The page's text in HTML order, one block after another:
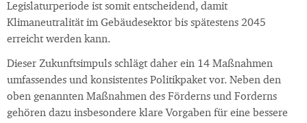
Legislaturperiode ist somit entscheidend, damit
Klimaneutralität im Gebäudesektor bis spätestens 2045
erreicht werden kann.
Dieser Zukunftsimpuls schlägt daher ein 14 Maßnahmen
umfassendes und konsistentes Politikpaket vor. Neben den
oben genannten Maßnahmen des Förderns und Forderns
gehören dazu insbesondere klare Vorgaben für eine bessere